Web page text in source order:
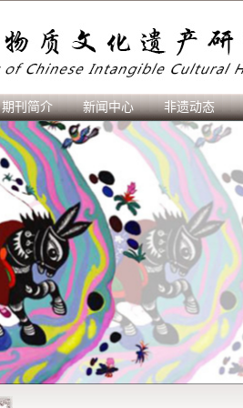
期刊简介 新闻中心 非遗动态